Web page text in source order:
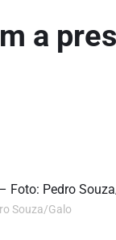
a
Souza/Galo